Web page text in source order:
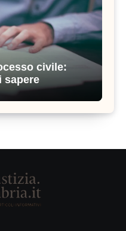
civile:
sapere